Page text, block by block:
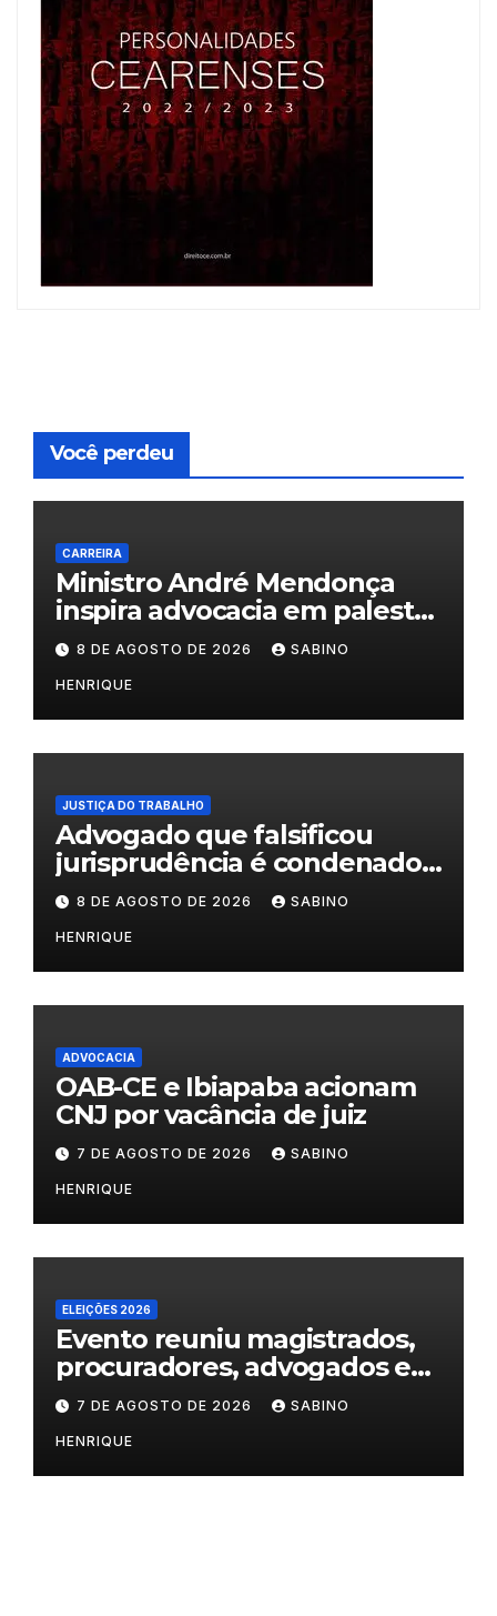
Você perdeu
CARREIRA
Ministro André Mendonça
inspira advocacia em palestra
na OAB do Rio
8 DE AGOSTO DE 2026 SABINO
HENRIQUE
JUSTIÇA DO TRABALHO
Advogado que falsificou
jurisprudência é condenado
por litigância de má-fé
8 DE AGOSTO DE 2026 SABINO
HENRIQUE
ADVOCACIA
OAB-CE e Ibiapaba acionam
CNJ por vacância de juiz
7 DE AGOSTO DE 2026 SABINO
HENRIQUE
ELEIÇÕES 2026
Evento reuniu magistrados,
procuradores, advogados e
especialistas para debater
inteligência artificial,
criminalidade organizada e
violência política de gênero
7 DE AGOSTO DE 2026 SABINO
HENRIQUE